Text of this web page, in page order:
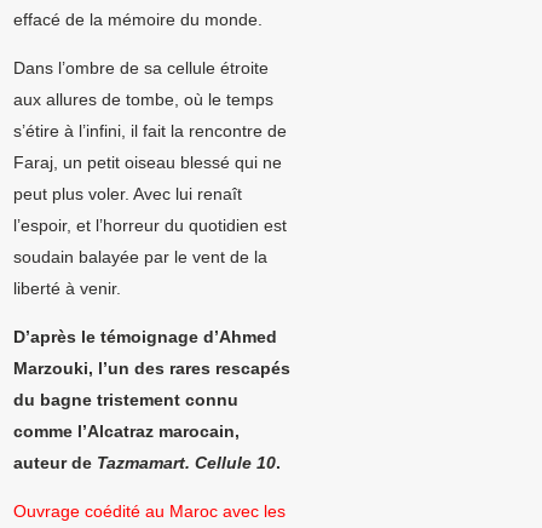
effacé de la mémoire du monde.
Dans l’ombre de sa cellule étroite
aux allures de tombe, où le temps
s’étire à l’infini, il fait la rencontre de
Faraj, un petit oiseau blessé qui ne
peut plus voler. Avec lui renaît
l’espoir, et l’horreur du quotidien est
soudain balayée par le vent de la
liberté à venir.
D’après le témoignage d’Ahmed
Marzouki, l’un des rares rescapés
du bagne tristement connu
comme l’Alcatraz marocain,
auteur de Tazmamart. Cellule 10.
Ouvrage coédité au Maroc avec les